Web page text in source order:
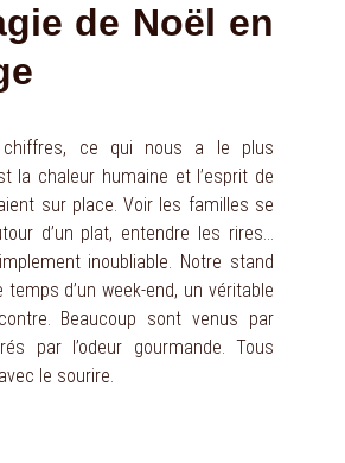
de Noël en
chiffres, ce qui nous a le plus
la chaleur humaine et l’esprit de
sur place. Voir les familles se
d’un plat, entendre les rires…
inoubliable. Notre stand
temps d’un week-end, un véritable
Beaucoup sont venus par
par l’odeur gourmande. Tous
le sourire.